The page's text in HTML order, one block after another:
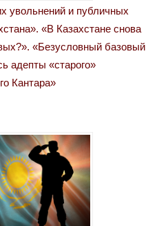
увольнений и публичных
«В Казахстане снова
«Безусловный базовый
адепты «старого»
Кантара»